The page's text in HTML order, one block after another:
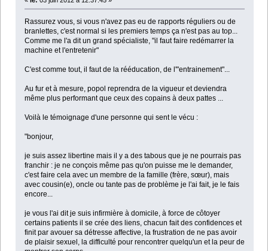
Rassurez vous, si vous n'avez pas eu de rapports réguliers ou de
branlettes, c'est normal si les premiers temps ça n'est pas au top...
Comme me l'a dit un grand spécialiste, "il faut faire redémarrer la
machine et l'entretenir"
C'est comme tout, il faut de la rééducation, de l'"entrainement"...
Au fur et à mesure, popol reprendra de la vigueur et deviendra
même plus performant que ceux des copains à deux pattes ...
Voilà le témoignage d'une personne qui sent le vécu :
"bonjour,
je suis assez libertine mais il y a des tabous que je ne pourrais pas
franchir : je ne conçois même pas qu'on puisse me le demander,
c'est faire cela avec un membre de la famille (frère, sœur), mais
avec cousin(e), oncle ou tante pas de problème je l'ai fait, je le fais
encore...
je vous l'ai dit je suis infirmière à domicile, à force de côtoyer
certains patients il se crée des liens, chacun fait des confidences et
finit par avouer sa détresse affective, la frustration de ne pas avoir
de plaisir sexuel, la difficulté pour rencontrer quelqu'un et la peur de